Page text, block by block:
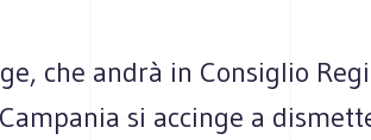
che andrà in Consiglio
si accinge a